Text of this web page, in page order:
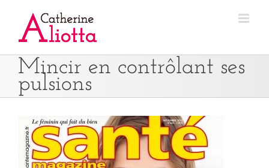
contenu
Mincir en contrôlant ses
pulsions